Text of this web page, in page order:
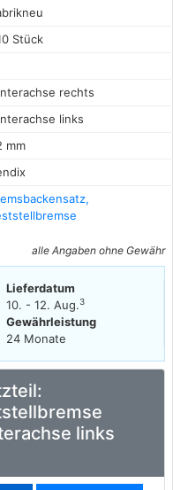
Stück
rechts
links
mm
alle Angaben ohne Gewähr
Lieferdatum
10. - 12. Aug.3
Gewährleistung
24 Monate
links